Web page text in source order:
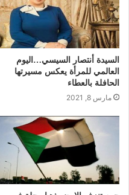
السيدة أنتصار السيسي…اليوم
العالمي للمرأة يعكس مسيرتها
الحافلة بالعطاء
مارس 8, 2021